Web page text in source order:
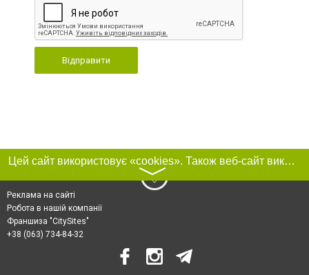
Відправити
Цей сайт використовує «cookies». Також веб-сайт використовує інтернет-сервіс для збору технічних даних стосовно відвідувачів з метою отримання маркетингової та статистичної інформації. Умови обробки даних відвідувачів сайту див.
〉
Реклама на сайті
Робота в нашій компанії
Франшиза "CitySites"
+38 (063) 734-84-32